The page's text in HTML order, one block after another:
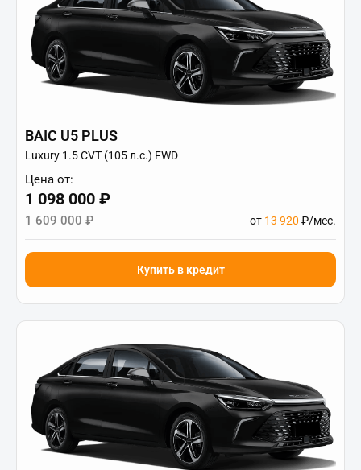
BAIC U5 PLUS
Luxury 1.5 CVT (105 л.с.) FWD
Цена от:
1 098 000 ₽
1 609 000 ₽ от 13 920 ₽/мес.
Купить в кредит